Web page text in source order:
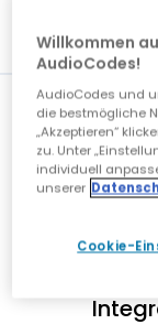
Willkommen
AudioCodes!
AudioCodes und
die bestmögliche
„Akzeptieren“
zu. Unter
individuell
unserer
Cookie-